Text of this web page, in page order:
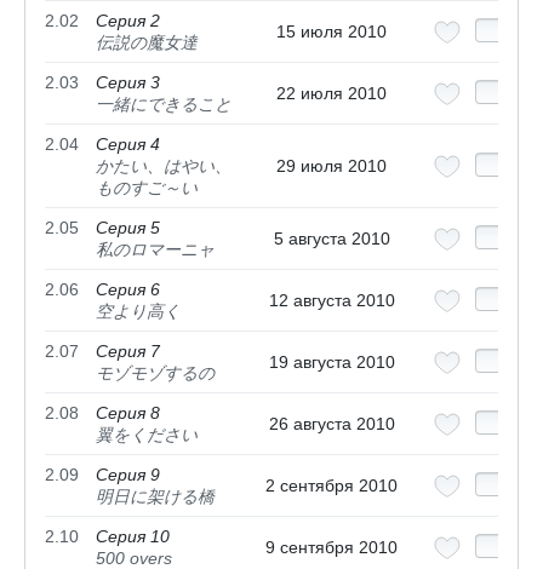
2.02
Серия 2
伝説の魔女達
15 июля 2010
2.03
Серия 3
一緒にできること
22 июля 2010
2.04
Серия 4
かたい、はやい、
ものすご～い
29 июля 2010
2.05
Серия 5
私のロマーニャ
5 августа 2010
2.06
Серия 6
空より高く
12 августа 2010
2.07
Серия 7
モゾモゾするの
19 августа 2010
2.08
Серия 8
翼をください
26 августа 2010
2.09
Серия 9
明日に架ける橋
2 сентября 2010
2.10
Серия 10
500 overs
9 сентября 2010